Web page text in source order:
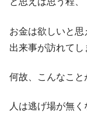
お金は欲しいと
出来事が訪れてし
何故、こんなこと
人は逃げ場が無く